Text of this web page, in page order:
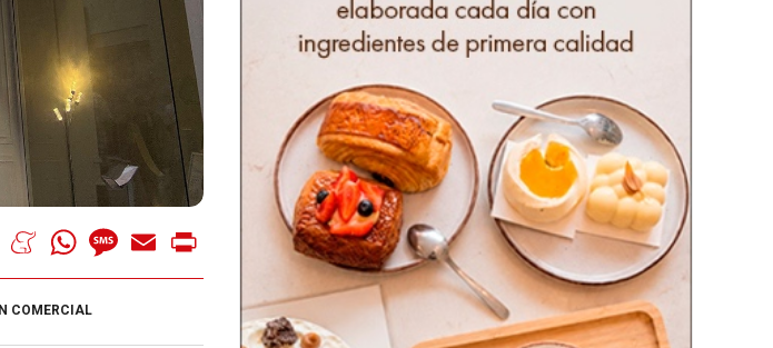
LinkedInMeneameWhatsAppMessage
Email
COMERCIAL